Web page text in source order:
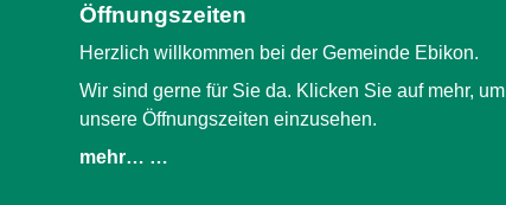
Öffnungszeiten
Herzlich willkommen bei der Gemeinde Ebikon.
Wir sind gerne für Sie da. Klicken Sie auf mehr, um
unsere Öffnungszeiten einzusehen.
mehr… …